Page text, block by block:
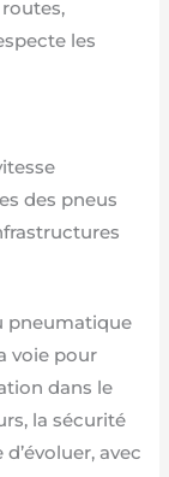
les
des pneus
pneumatique
voie pour
dans le
la sécurité
avec